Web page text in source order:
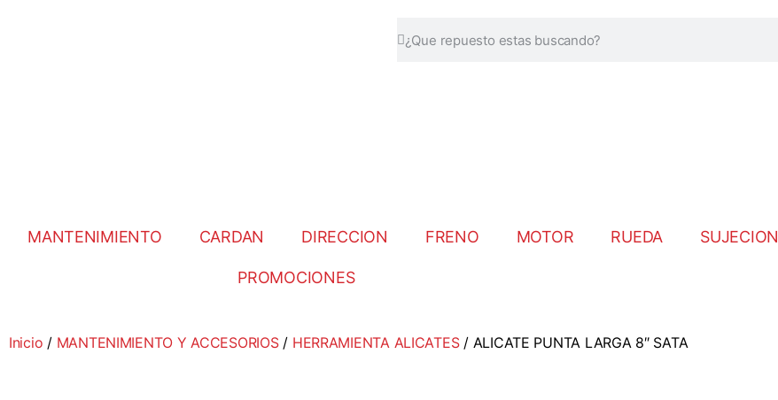
MANTENIMIENTO CARDAN DIRECCION FRENO MOTOR RUEDA SUJECION
PROMOCIONES
Inicio / MANTENIMIENTO Y ACCESORIOS/ HERRAMIENTA ALICATES/ ALICATE PUNTA LARGA 8″ SATA